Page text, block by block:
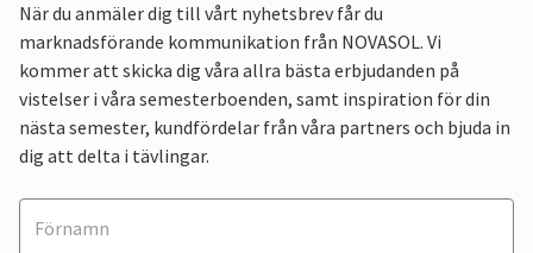
När du anmäler dig till vårt nyhetsbrev får du
marknadsförande kommunikation från NOVASOL. Vi
kommer att skicka dig våra allra bästa erbjudanden på
vistelser i våra semesterboenden, samt inspiration för din
nästa semester, kundfördelar från våra partners och bjuda in
dig att delta i tävlingar.